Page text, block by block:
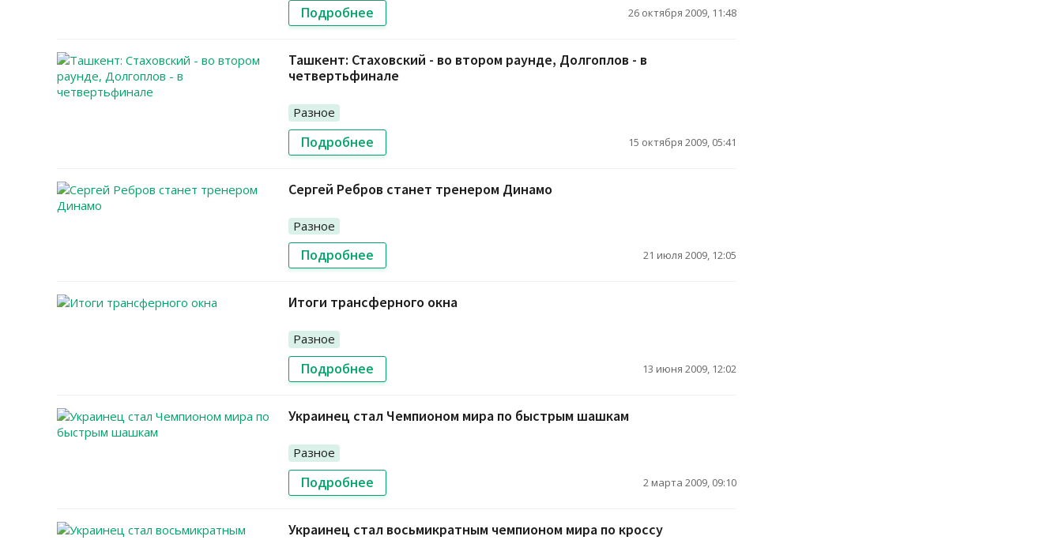
Подробнее 26 октября 2009, 11:48
Ташкент: Стаховский - во втором раунде, Долгоплов - в
четвертьфинале
Разное
Подробнее 15 октября 2009, 05:41
Сергей Ребров станет тренером Динамо
Разное
Подробнее 21 июля 2009, 12:05
Итоги трансферного окна
Разное
Подробнее 13 июня 2009, 12:02
Украинец стал Чемпионом мира по быстрым шашкам
Разное
Подробнее 2 марта 2009, 09:10
Украинец стал восьмикратным чемпионом мира по кроссу